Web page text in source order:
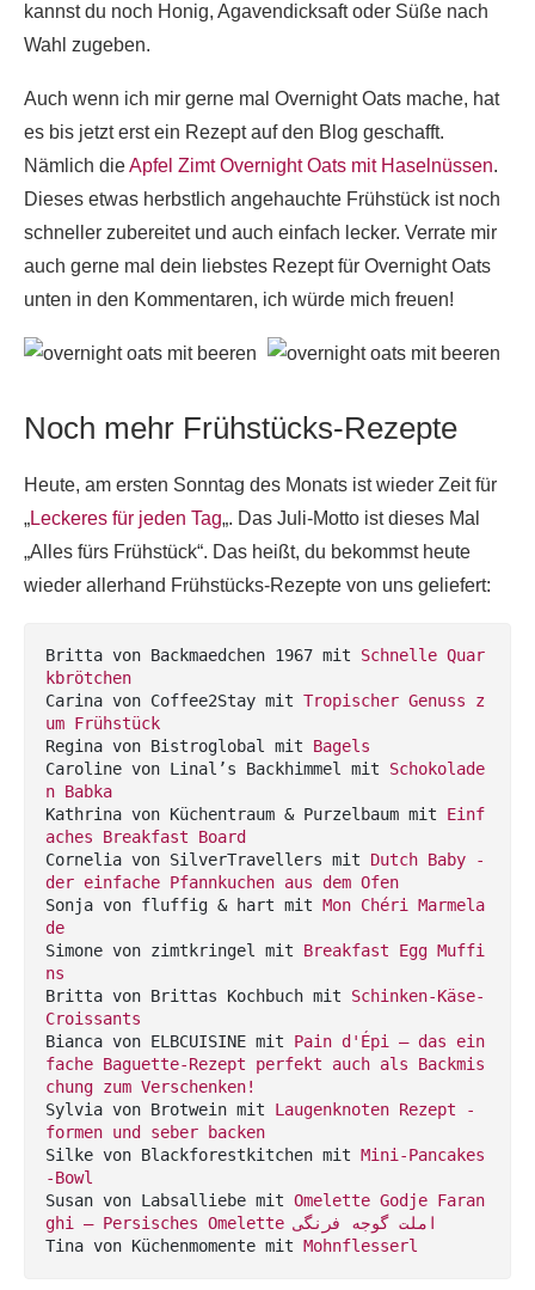
kannst du noch Honig, Agavendicksaft oder Süße nach
Wahl zugeben.
Auch wenn ich mir gerne mal Overnight Oats mache, hat
es bis jetzt erst ein Rezept auf den Blog geschafft.
Nämlich dieApfel Zimt Overnight Oats mit Haselnüssen.
Dieses etwas herbstlich angehauchte Frühstück ist noch
schneller zubereitet und auch einfach lecker. Verrate mir
auch gerne mal dein liebstes Rezept für Overnight Oats
unten in den Kommentaren, ich würde mich freuen!
Noch mehr Frühstücks-Rezepte
Heute, am ersten Sonntag des Monats ist wieder Zeit für
„Leckeres für jeden Tag„. Das Juli-Motto ist dieses Mal
„Alles fürs Frühstück“. Das heißt, du bekommst heute
wieder allerhand Frühstücks-Rezepte von uns geliefert:
Britta von Backmaedchen 1967 mit Schnelle Quar
kbrötchen
Carina von Coffee2Stay mit Tropischer Genuss z
um Frühstück
Regina von Bistroglobal mit Bagels
Caroline von Linal’s Backhimmel mit Schokolade
n Babka
Kathrina von Küchentraum & Purzelbaum mit Einf
aches Breakfast Board
Cornelia von SilverTravellers mit Dutch Baby -
der einfache Pfannkuchen aus dem Ofen
Sonja von fluffig & hart mit Mon Chéri Marmela
de
Simone von zimtkringel mit Breakfast Egg Muffi
ns
Britta von Brittas Kochbuch mit Schinken-Käse-
Croissants
Bianca von ELBCUISINE mit Pain d'Épi – das ein
fache Baguette-Rezept perfekt auch als Backmis
chung zum Verschenken!
Sylvia von Brotwein mit Laugenknoten Rezept -
formen und seber backen
Silke von Blackforestkitchen mit Mini-Pancakes
-Bowl
Susan von Labsalliebe mit Omelette Godje Faran
ghi – Persisches Omelette املت گوجه فرنگی
Tina von Küchenmomente mit Mohnflesserl